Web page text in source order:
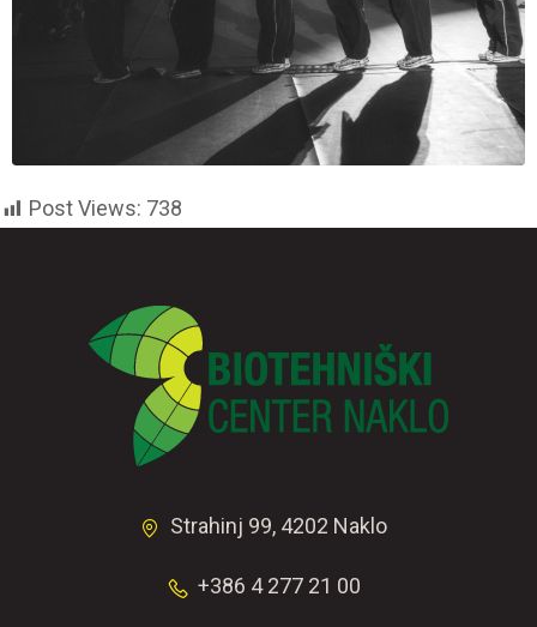
Post Views: 738
Strahinj 99, 4202 Naklo
+386 4 277 21 00